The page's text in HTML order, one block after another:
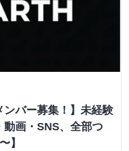
ンバー募集！】未経験
動画・SNS、全部つ
】